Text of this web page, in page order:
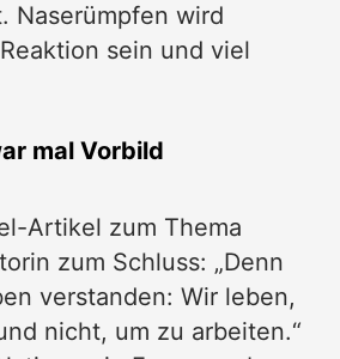
Naserümpfen wird
sein und viel
mal Vorbild
Artikel zum Thema
zum Schluss: „Denn
verstanden: Wir leben,
nicht, um zu arbeiten.“